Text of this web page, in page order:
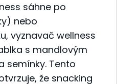
sáhne po
nebo
vyznavač wellness
s mandlovým
semínky. Tento
že snacking